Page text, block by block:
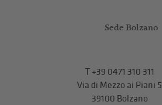
Sede Bolzano
T+39 0471 310 311
Via di Mezzo ai Piani 5
39100 Bolzano